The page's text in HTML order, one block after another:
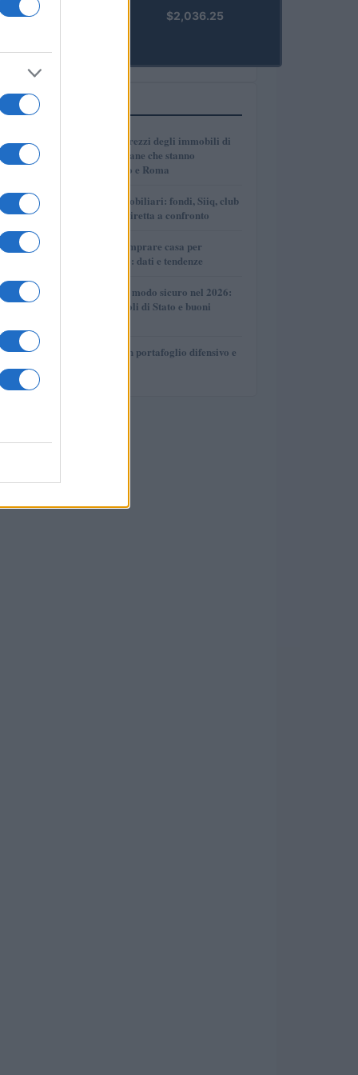
PRIME)
$2,036.25
PIÙ LETTI
1
Dove crescono i prezzi degli immobili di
lusso: le città italiane che stanno
superando Milano e Roma
2
Investimenti immobiliari: fondi, Siiq, club
deal e proprietà diretta a confronto
3
Dove conviene comprare casa per
affittarla nel 2026: dati e tendenze
4
Come investire in modo sicuro nel 2026:
conti deposito, titoli di Stato e buoni
5
Come costruire un portafoglio difensivo e